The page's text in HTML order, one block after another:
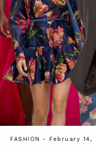
FASHION - February 14,